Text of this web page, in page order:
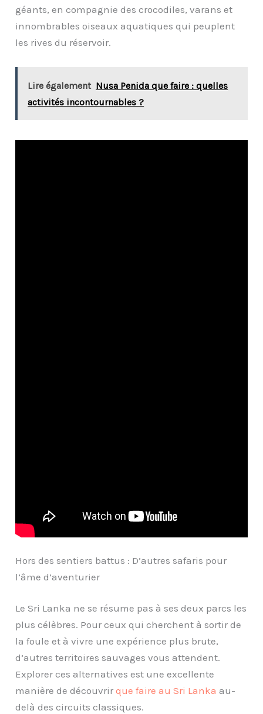
géants, en compagnie des crocodiles, varans et
innombrables oiseaux aquatiques qui peuplent
les rives du réservoir.
Lire également Nusa Penida que faire : quelles
activités incontournables ?
Hors des sentiers battus : D’autres safaris pour
l’âme d’aventurier
Le Sri Lanka ne se résume pas à ses deux parcs les
plus célèbres. Pour ceux qui cherchent à sortir de
la foule et à vivre une expérience plus brute,
d’autres territoires sauvages vous attendent.
Explorer ces alternatives est une excellente
manière de découvrirque faire au Sri Lanka au-
delà des circuits classiques.